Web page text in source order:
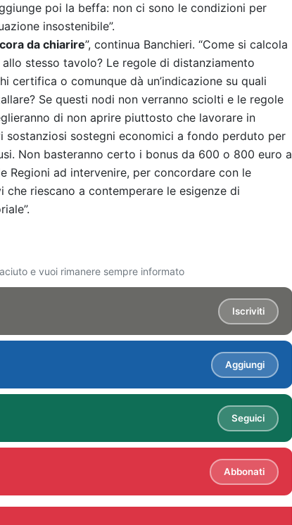
poi la beffa: non ci sono le condizioni per
insostenibile”.
da chiarire”, continua Banchieri. “Come si calcola
stesso tavolo? Le regole di distanziamento
certifica o comunque dà un’indicazione su quali
Se questi nodi non verranno sciolti e le regole
di non aprire piuttosto che lavorare in
sostegni economici a fondo perduto per
Non basteranno certo i bonus da 600 o 800 euro a
Regioni ad intervenire, per concordare con le
riescano a contemperare le esigenze di
e vuoi rimanere sempre informato
Iscriviti
Aggiungi
Seguici
Abbonati